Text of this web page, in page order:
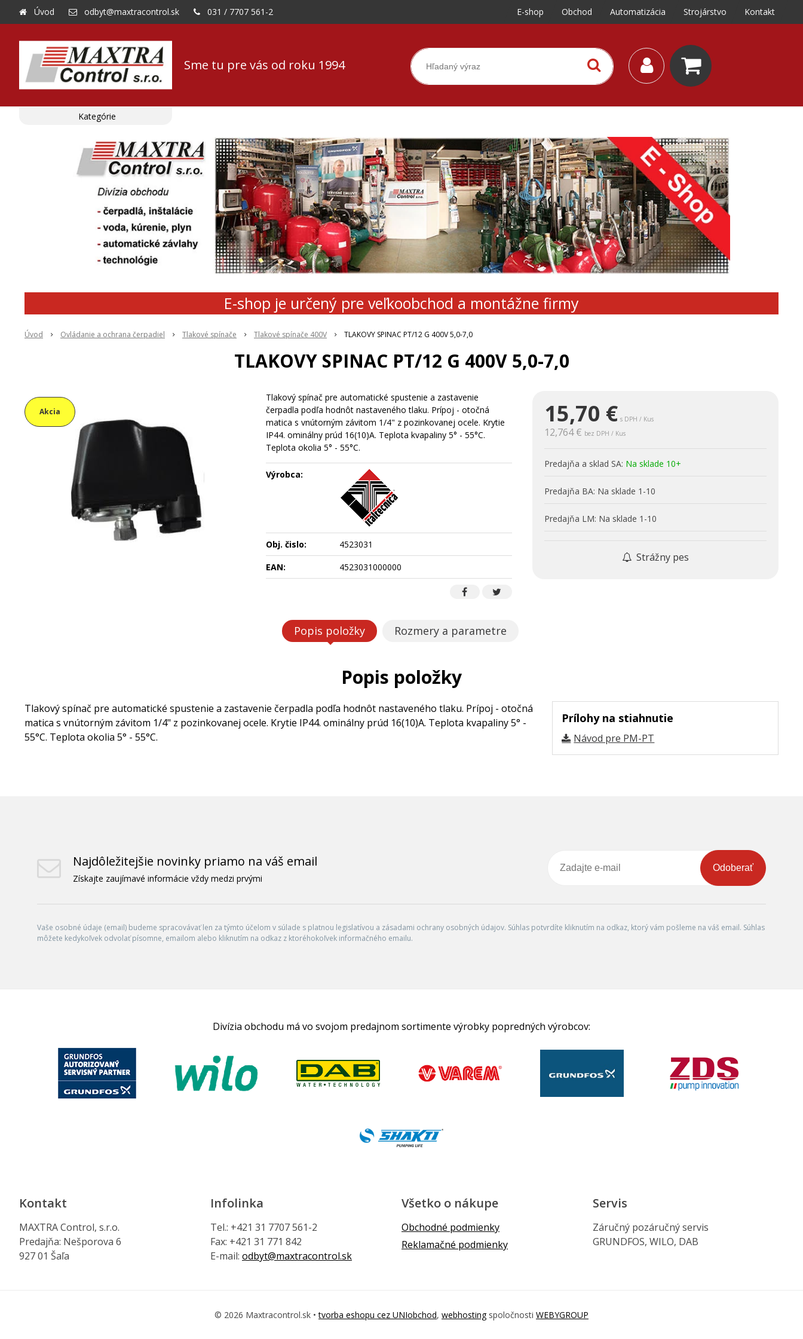
Sme tu pre vás od roku 1994
Úvod odbyt@maxtracontrol.sk 031 / 7707 561-2 E-shop Obchod Automatizácia Strojárstvo Kontakt
E-shop je určený pre veľkoobchod a montážne firmy
Úvod Ovládanie a ochrana čerpadiel Tlakové spínače Tlakové spínače 400V TLAKOVY SPINAC PT/12 G 400V 5,0-7,0
TLAKOVY SPINAC PT/12 G 400V 5,0-7,0
Akcia 15,70 € s DPH / Kus
12,764 € bez DPH / Kus
Predajňa a sklad SA: Na sklade 10+
Predajňa BA: Na sklade 1-10
Predajňa LM: Na sklade 1-10
Strážny pes
Tlakový spínač pre automatické spustenie a zastavenie
čerpadla podľa hodnôt nastaveného tlaku. Prípoj - otočná
matica s vnútorným závitom 1/4" z pozinkovanej ocele. Krytie
IP44. ominálny prúd 16(10)A. Teplota kvapaliny 5° - 55°C.
Teplota okolia 5° - 55°C.
Výrobca:
Obj. čislo:
4523031
EAN:
4523031000000
Popis položky Rozmery a parametre
Popis položky
Prílohy na stiahnutie
Návod pre PM-PT
Tlakový spínač pre automatické spustenie a zastavenie čerpadla podľa hodnôt nastaveného tlaku. Prípoj - otočná
matica s vnútorným závitom 1/4" z pozinkovanej ocele. Krytie IP44. ominálny prúd 16(10)A. Teplota kvapaliny 5° -
55°C. Teplota okolia 5° - 55°C.
Kategórie
Najdôležitejšie novinky priamo na váš email
Získajte zaujímavé informácie vždy medzi prvými
Odoberať
Vaše osobné údaje (email) budeme spracovávať len za týmto účelom v súlade s platnou legislatívou a zásadami ochrany osobných údajov. Súhlas potvrdíte kliknutím na odkaz, ktorý vám pošleme na váš email. Súhlas
môžete kedykoľvek odvolať písomne, emailom alebo kliknutím na odkaz z ktoréhokoľvek informačného emailu.
Divízia obchodu má vo svojom predajnom sortimente výrobky popredných výrobcov:
Kontakt
MAXTRA Control, s.r.o.
Predajňa: Nešporova 6
927 01 Šaľa
Infolinka
Tel.: +421 31 7707 561-2
Fax: +421 31 771 842
E-mail: odbyt@maxtracontrol.sk
Všetko o nákupe
Obchodné podmienky
Reklamačné podmienky
Servis
Záručný pozáručný servis
GRUNDFOS, WILO, DAB
© 2026 Maxtracontrol.sk •tvorba eshopu cez UNIobchod, webhostingspoločnosti WEBYGROUP